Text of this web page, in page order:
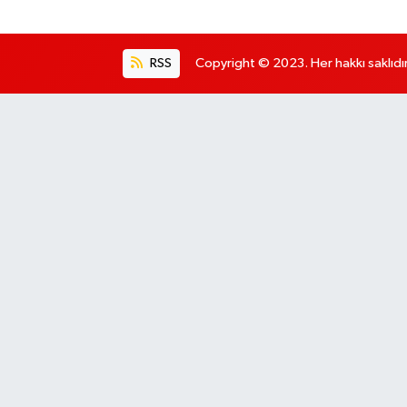
RSS Copyright © 2023. Her hakkı